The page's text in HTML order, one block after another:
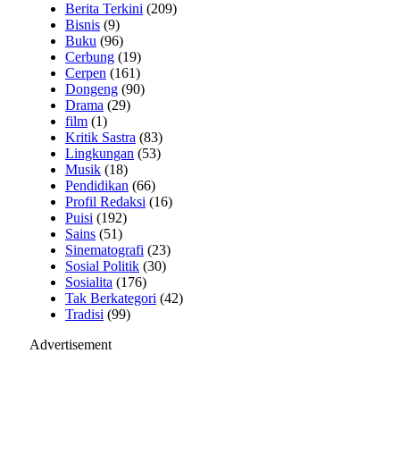
Berita Terkini (209)
Bisnis (9)
Buku (96)
Cerbung (19)
Cerpen (161)
Dongeng (90)
Drama (29)
film (1)
Kritik Sastra (83)
Lingkungan (53)
Musik (18)
Pendidikan (66)
Profil Redaksi (16)
Puisi (192)
Sains (51)
Sinematografi (23)
Sosial Politik (30)
Sosialita (176)
Tak Berkategori (42)
Tradisi (99)
Advertisement